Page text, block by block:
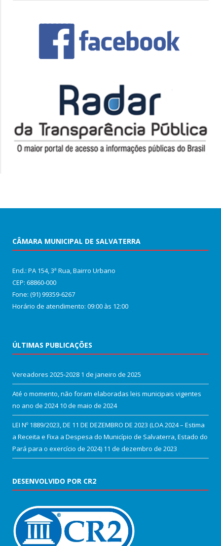
CÂMARA MUNICIPAL DE SALVATERRA
End.: PA 154, 3ª Rua, Bairro Urbano
CEP: 68860‑000
Fone: (91) 99359-6267
Horário de atendimento: 09:00 às 12:00
ÚLTIMAS PUBLICAÇÕES
Vereadores 2025-2028 1 de janeiro de 2025
Até o momento, não foram elaboradas leis municipais vigentes
no ano de 2024 10 de maio de 2024
LEI Nº 1889/2023, DE 11 DE DEZEMBRO DE 2023 (LOA 2024 – Estima
a Receita e Fixa a Despesa do Município de Salvaterra, Estado do
Pará para o exercício de 2024) 11 de dezembro de 2023
DESENVOLVIDO POR CR2